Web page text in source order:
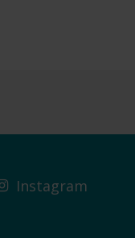
Instagram